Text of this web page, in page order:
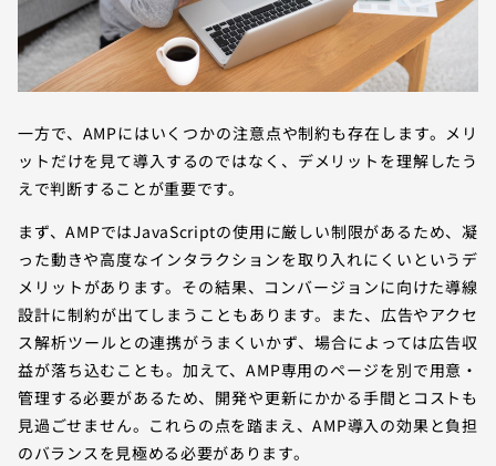
一方で、AMPにはいくつかの注意点や制約も存在します。メリ
ットだけを見て導入するのではなく、デメリットを理解したう
えで判断することが重要です。
まず、AMPではJavaScriptの使用に厳しい制限があるため、凝
った動きや高度なインタラクションを取り入れにくいというデ
メリットがあります。その結果、コンバージョンに向けた導線
設計に制約が出てしまうこともあります。また、広告やアクセ
ス解析ツールとの連携がうまくいかず、場合によっては広告収
益が落ち込むことも。加えて、AMP専用のページを別で用意・
管理する必要があるため、開発や更新にかかる手間とコストも
見過ごせません。これらの点を踏まえ、AMP導入の効果と負担
のバランスを見極める必要があります。